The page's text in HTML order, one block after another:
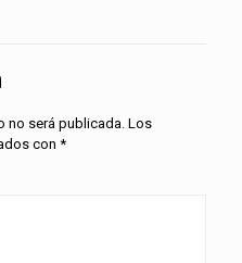
no será publicada. Los
con *